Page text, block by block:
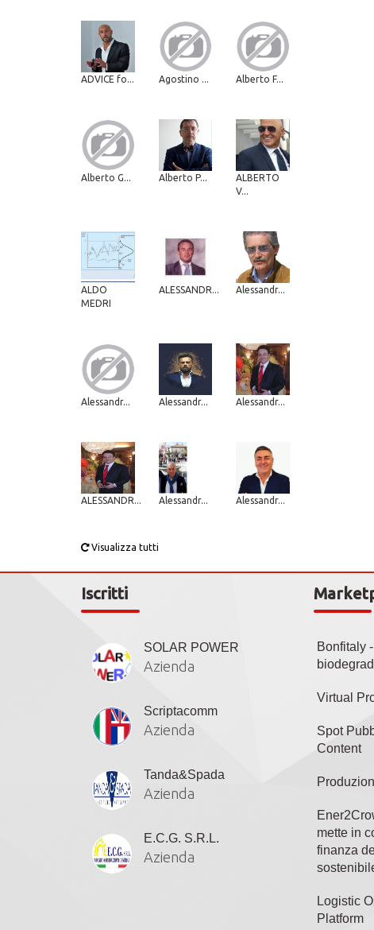
ADVICE fo... Agostino ... Alberto F...
Alberto G... Alberto P...
ALBERTO
V...
ALDO
MEDRI
ALESSANDR... Alessandr...
Alessandr... Alessandr... Alessandr...
ALESSANDR... Alessandr... Alessandr...
Visualizza tutti
Iscritti
SOLAR POWER
Azienda
Scriptacomm
Azienda
Tanda&Spada
Azienda
E.C.G. S.R.L.
Azienda
Bonfitaly
Virtual
Spot
Content
mette in
finanza
Logistic
Platform